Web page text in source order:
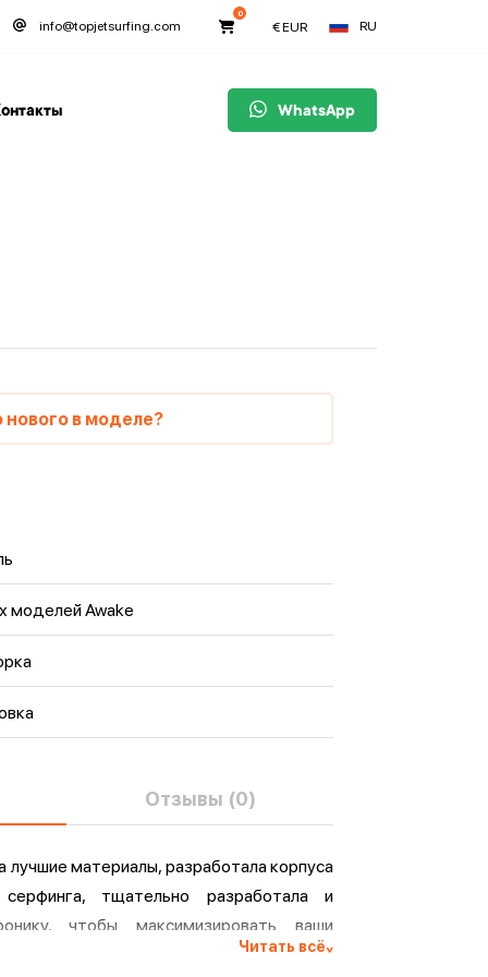
info@topjetsurfing.com
0
€EUR RU
WhatsApp
нового в моделе?
моделей Awake
Отзывы (0)
лучшие материалы, разработала корпуса
тщательно разработала и
чтобы максимизировать ваши
независимо от того, ищете ли вы
Читать всё^